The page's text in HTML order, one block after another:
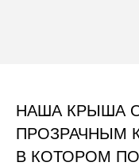
НАША КРЫША
ПРОЗРАЧНЫМ
В КОТОРОМ